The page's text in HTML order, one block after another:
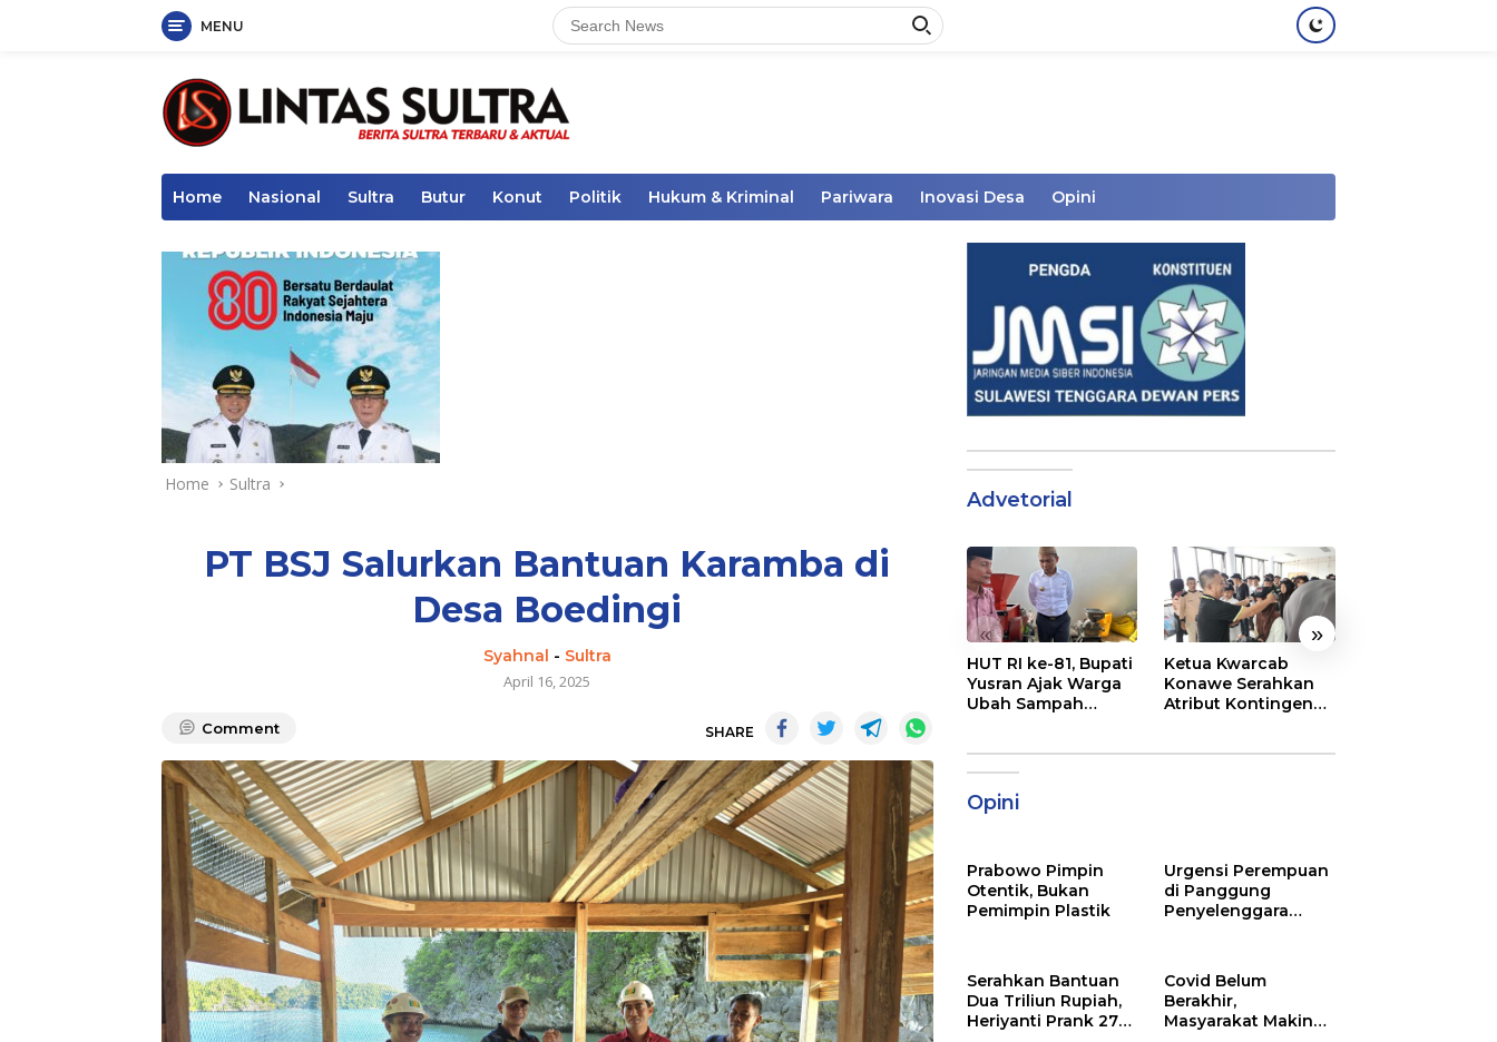
MENU
Home Nasional Sultra Butur Konut Politik Hukum & Kriminal Pariwara Inovasi Desa Opini
Home Sultra
PT BSJ Salurkan Bantuan Karamba di
Desa Boedingi
Syahnal - Sultra
April 16, 2025
Comment SHARE
Advetorial
« »
HUT RI ke-81, Bupati
Yusran Ajak Warga
Ubah Sampah
Ketua Kwarcab
Konawe Serahkan
Atribut Kontingen
Opini
Prabowo Pimpin
Otentik, Bukan
Pemimpin Plastik
Urgensi Perempuan
di Panggung
Penyelenggara
Serahkan Bantuan
Dua Triliun Rupiah,
Heriyanti Prank 270
Covid Belum
Berakhir,
Masyarakat Makin